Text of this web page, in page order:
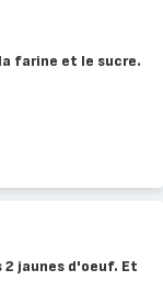
farine et le sucre.
jaunes d'oeuf. Et